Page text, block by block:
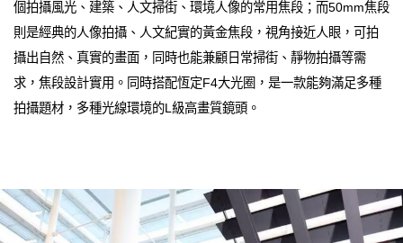
個拍攝風光、建築、人文掃街、環境人像的常用焦段；而50mm焦段
則是經典的人像拍攝、人文紀實的黃金焦段，視角接近人眼，可拍
攝出自然、真實的畫面，同時也能兼顧日常掃街、靜物拍攝等需
求，焦段設計實用。同時搭配恆定F4大光圈，是一款能夠滿足多種
拍攝題材，多種光線環境的L級高畫質鏡頭。